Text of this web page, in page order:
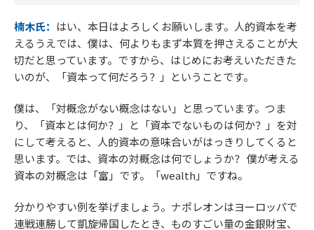
楠木氏： はい、本日はよろしくお願いします。人的資本を考
えるうえでは、僕は、何よりもまず本質を押さえることが大
切だと思っています。ですから、はじめにお考えいただきた
いのが、「資本って何だろう？」ということです。
僕は、「対概念がない概念はない」と思っています。つま
り、「資本とは何か？」と「資本でないものは何か？」を対
にして考えると、人的資本の意味合いがはっきりしてくると
思います。では、資本の対概念は何でしょうか？ 僕が考える
資本の対概念は「富」です。「wealth」ですね。
分かりやすい例を挙げましょう。ナポレオンはヨーロッパで
連戦連勝して凱旋帰国したとき、ものすごい量の金銀財宝、